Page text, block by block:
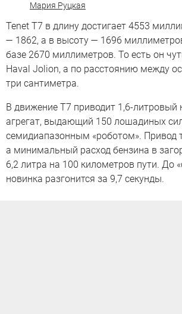
Мария Руцкая
Tenet T7 в длину достигает 4553
— 1862, а в высоту — 1696
базе 2670 миллиметров. То есть он
Haval Jolion, а по расстоянию между
три сантиметра.
В движение T7 приводит 1,6-литровый
агрегат, выдающий 150 лошадиных
семидиапазонным «роботом». Привод
а минимальный расход бензина в
6,2 литра на 100 километров пути. До
новинка разгонится за 9,7 секунды.